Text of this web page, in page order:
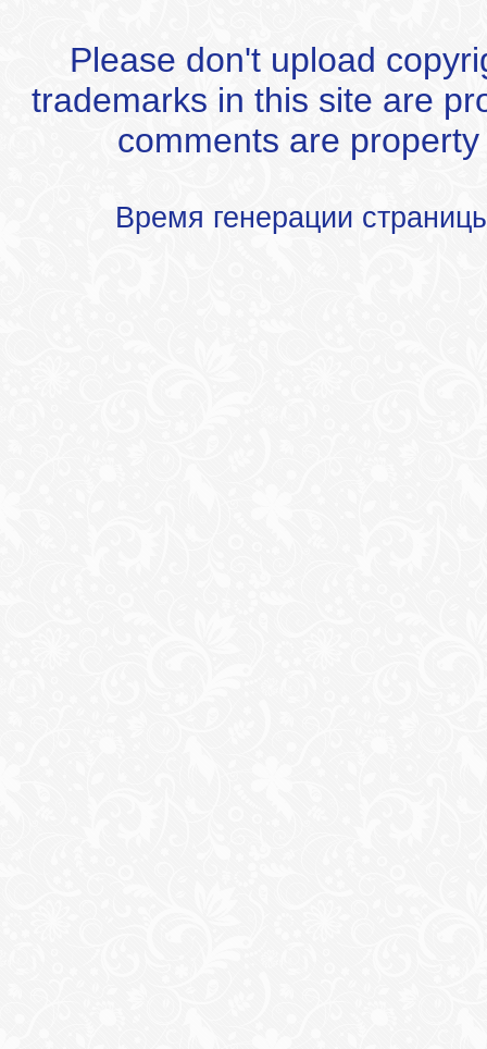
Please don't upload
trademarks in this site are
comments are
Время генерации